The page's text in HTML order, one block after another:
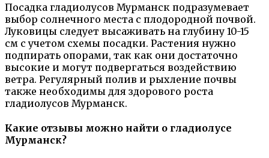
Посадка гладиолусов Мурманск подразумевает
выбор солнечного места с плодородной почвой.
Луковицы следует высаживать на глубину 10-15
см с учетом схемы посадки. Растения нужно
подпирать опорами, так как они достаточно
высокие и могут подвергаться воздействию
ветра. Регулярный полив и рыхление почвы
также необходимы для здорового роста
гладиолусов Мурманск.
Какие отзывы можно найти о гладиолусе
Мурманск?